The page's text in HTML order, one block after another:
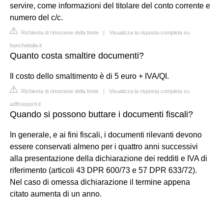
servire, come informazioni del titolare del conto corrente e
numero del c/c.
Richiesta di rimozione della fonte | Visualizza la risposta completa su
bancheitalia.it
Quanto costa smaltire documenti?
Il costo dello smaltimento è di 5 euro + IVA/QI.
Richiesta di rimozione della fonte | Visualizza la risposta completa su
adftrasporti.it
Quando si possono buttare i documenti fiscali?
In generale, e ai fini fiscali, i documenti rilevanti devono
essere conservati almeno per i quattro anni successivi
alla presentazione della dichiarazione dei redditi e IVA di
riferimento (articoli 43 DPR 600/73 e 57 DPR 633/72).
Nel caso di omessa dichiarazione il termine appena
citato aumenta di un anno.